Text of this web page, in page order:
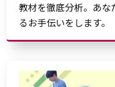
教材を徹底分析。あな
るお手伝いをします。